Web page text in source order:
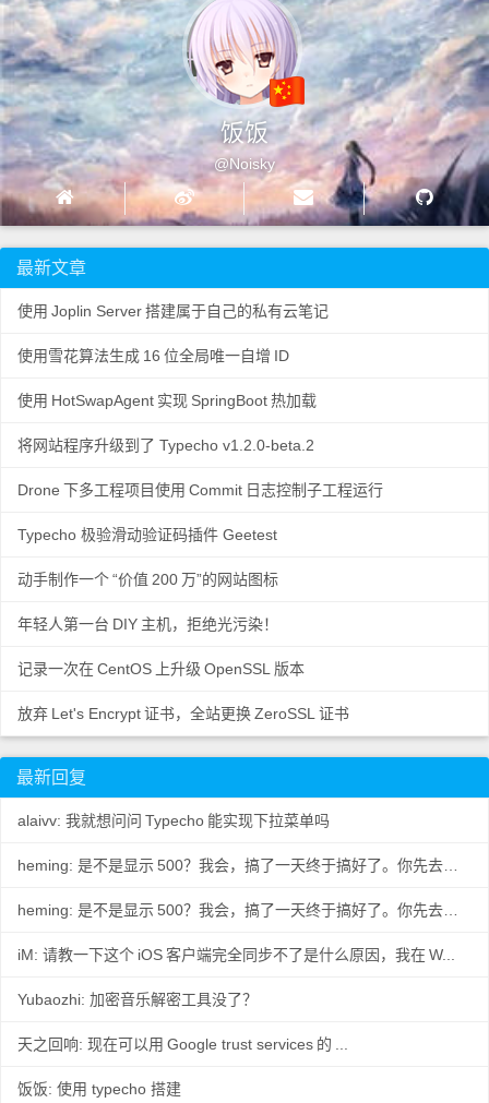
饭饭
@Noisky
最新文章
使用 Joplin Server搭建属于自己的私有云笔记
使用雪花算法生成 16 位全局唯一自增 ID
使用 HotSwapAgent 实现 SpringBoot热加载
将网站程序升级到了 Typecho v1.2.0-beta.2
Drone 下多工程项目使用 Commit 日志控制子工程运行
Typecho 极验滑动验证码插件 Geetest
动手制作一个“价值 200万”的网站图标
年轻人第一台 DIY 主机，拒绝光污染！
记录一次在CentOS 上升级 OpenSSL 版本
放弃 Let's Encrypt证书，全站更换ZeroSSL 证书
最新回复
alaivv: 我就想问问 Typecho 能实现下拉菜单吗
heming: 是不是显示500？我会，搞了一天终于搞好了。你先去数据
heming: 是不是显示500？我会，搞了一天终于搞好了。你先去数据
iM: 请教一下这个 iOS客户端完全同步不了是什么原因，我在W...
Yubaozhi: 加密音乐解密工具没了？
天之回响: 现在可以用 Google trust services 的
饭饭: 使用 typecho 搭建